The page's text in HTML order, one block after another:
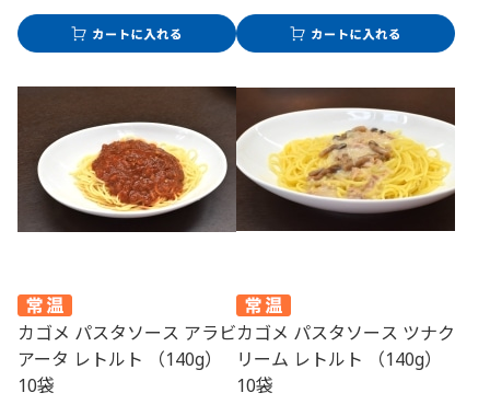
カゴメ パスタソース アラビ
アータ レトルト （140g）
10袋
カゴメ パスタソース ツナク
リーム レトルト （140g）
10袋